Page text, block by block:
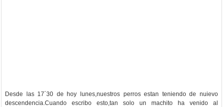
Desde las 17´30 de hoy lunes,nuestros perros estan teniendo de nuievo
descendencia.Cuando escribo esto,tan solo un machito ha venido al